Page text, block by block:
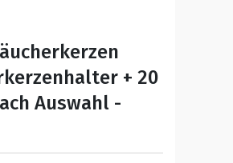
+ 20
Auswahl -